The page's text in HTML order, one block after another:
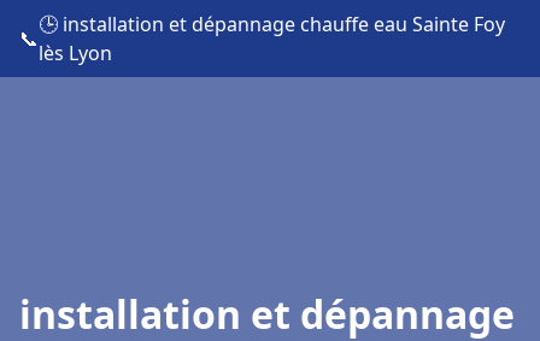
📞
🕒 installation et dépannage chauffe eau Sainte Foy
lès Lyon
installation et dépannage